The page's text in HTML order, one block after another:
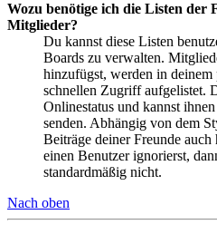
Wozu benötige ich die Listen der
Mitglieder?
Du kannst diese Listen
Boards zu verwalten.
hinzufügst, werden in
schnellen Zugriff aufgelistet.
Onlinestatus und kannst
senden. Abhängig von dem
Beiträge deiner Freunde
einen Benutzer ignorierst,
standardmäßig nicht.
Nach oben